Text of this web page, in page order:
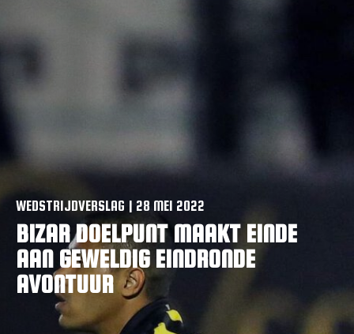
WEDSTRIJDVERSLAG | 28 MEI 2022
BIZAR DOELPUNT MAAKT EINDE
AAN GEWELDIG EINDRONDE
AVONTUUR